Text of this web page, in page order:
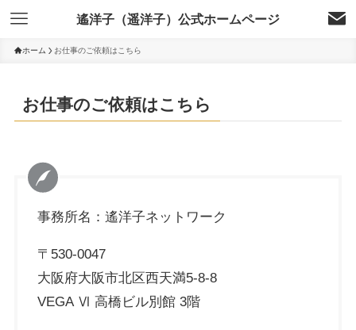
遙洋子（遥洋子）公式ホームページ
ホーム お仕事のご依頼はこちら
お仕事のご依頼はこちら
事務所名：遙洋子ネットワーク
〒530-0047
大阪府大阪市北区西天満5-8-8
VEGA Ⅵ 高橋ビル別館 3階